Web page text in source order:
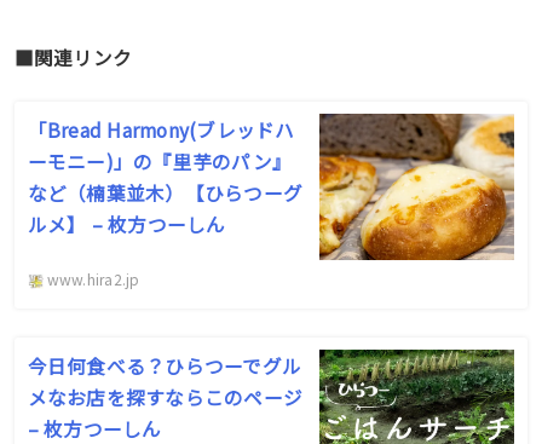
■関連リンク
「Bread Harmony(ブレッドハ
ーモニー)」の『里芋のパン』
など（楠葉並木）【ひらつーグ
ルメ】 – 枚方つーしん
www.hira2.jp
今日何食べる？ひらつーでグル
メなお店を探すならこのページ
– 枚方つーしん